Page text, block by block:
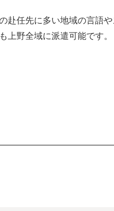
赴任先に多い地域の言語や
上野全域に派遣可能です。